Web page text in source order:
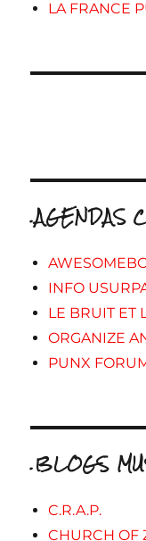
LA FRANCE
.AGENDAS
INFO
LE BRUIT ET
ORGANIZE
PUNX
.BLOGS
C.R.A.P.
CHURCH OF